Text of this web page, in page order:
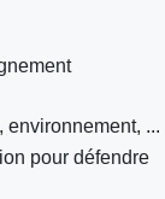
...
pour défendre